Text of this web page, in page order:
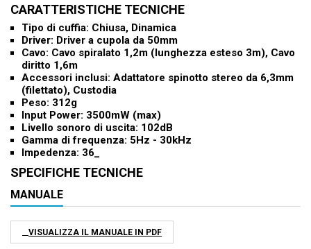
CARATTERISTICHE TECNICHE
Tipo di cuffia: Chiusa, Dinamica
Driver: Driver a cupola da 50mm
Cavo: Cavo spiralato 1,2m (lunghezza esteso 3m), Cavo
diritto 1,6m
Accessori inclusi: Adattatore spinotto stereo da 6,3mm
(filettato), Custodia
Peso: 312g
Input Power: 3500mW (max)
Livello sonoro di uscita: 102dB
Gamma di frequenza: 5Hz - 30kHz
Impedenza: 36_
SPECIFICHE TECNICHE
MANUALE
VISUALIZZA IL MANUALE IN PDF